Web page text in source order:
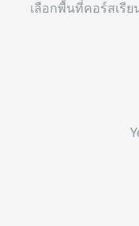
เลือกพื้นที่คอร์สเรี